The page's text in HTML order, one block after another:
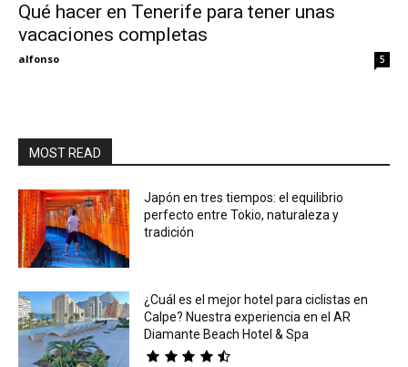
Eyes
Qué hacer en Tenerife para tener unas
vacaciones completas
alfonso 5
MOST READ
Japón en tres tiempos: el equilibrio
perfecto entre Tokio, naturaleza y
tradición
¿Cuál es el mejor hotel para ciclistas en
Calpe? Nuestra experiencia en el AR
Diamante Beach Hotel & Spa